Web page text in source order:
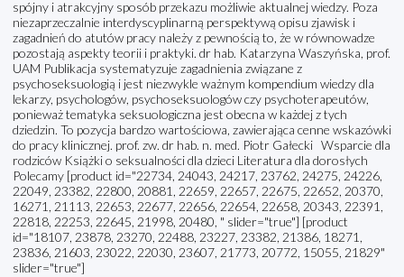
spójny i atrakcyjny sposób przekazu możliwie aktualnej wiedzy. Poza
niezaprzeczalnie interdyscyplinarną perspektywą opisu zjawisk i
zagadnień do atutów pracy należy z pewnością to, że w równowadze
pozostają aspekty teorii i praktyki. dr hab. Katarzyna Waszyńska, prof.
UAM Publikacja systematyzuje zagadnienia związane z
psychoseksuologią i jest niezwykle ważnym kompendium wiedzy dla
lekarzy, psychologów, psychoseksuologów czy psychoterapeutów,
ponieważ tematyka seksuologiczna jest obecna w każdej z tych
dziedzin. To pozycja bardzo wartościowa, zawierająca cenne wskazówki
do pracy klinicznej. prof. zw. dr hab. n. med. Piotr Gałecki Wsparcie dla
rodziców Książki o seksualności dla dzieci Literatura dla dorosłych
Polecamy [product id="22734, 24043, 24217, 23762, 24275, 24226,
22049, 23382, 22800, 20881, 22659, 22657, 22675, 22652, 20370,
16271, 21113, 22653, 22677, 22656, 22654, 22658, 20343, 22391,
22818, 22253, 22645, 21998, 20480, " slider="true"] [product
id="18107, 23878, 23270, 22488, 23227, 23382, 21386, 18271,
23836, 21603, 23022, 22030, 23607, 21773, 20772, 15055, 21829"
slider="true"]